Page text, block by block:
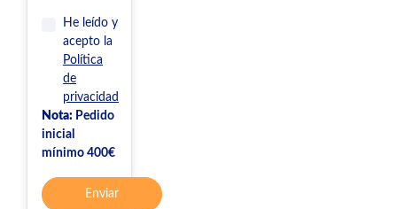
He leído y
acepto la
Política
de
privacidad
Nota: Pedido
inicial
mínimo 400€
Enviar